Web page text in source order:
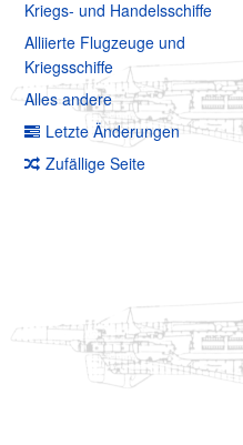
Kriegs- und Handelsschiffe
Alliierte Flugzeuge und
Kriegsschiffe
Alles andere
Letzte Änderungen
Zufällige Seite